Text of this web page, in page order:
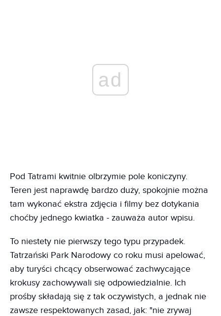
ad
Pod Tatrami kwitnie olbrzymie pole koniczyny.
Teren jest naprawdę bardzo duży, spokojnie można
tam wykonać ekstra zdjęcia i filmy bez dotykania
choćby jednego kwiatka - zauważa autor wpisu.
To niestety nie pierwszy tego typu przypadek.
Tatrzański Park Narodowy co roku musi apelować,
aby turyści chcący obserwować zachwycające
krokusy zachowywali się odpowiedzialnie. Ich
prośby składają się z tak oczywistych, a jednak nie
zawsze respektowanych zasad, jak: "nie zrywaj